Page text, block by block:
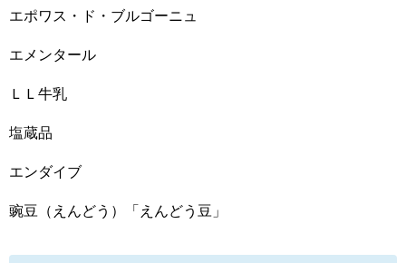
エポワス・ド・ブルゴーニュ
エメンタール
ＬＬ牛乳
塩蔵品
エンダイブ
豌豆（えんどう）「えんどう豆」